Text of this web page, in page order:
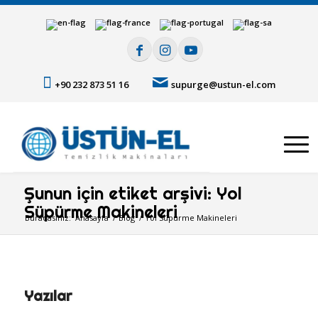
+90 232 873 51 16 supurge@ustun-el.com
Şunun için etiket arşivi: Yol
Süpürme Makineleri
Buradasınız: Anasayfa / Blog / Yol Süpürme Makineleri
Yazılar